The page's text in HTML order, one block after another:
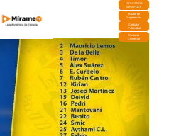
DESCARGA
MIRAPLAY
Buzón de
Sugerencias
Contratar
Publicidad
Contacto
Comercial